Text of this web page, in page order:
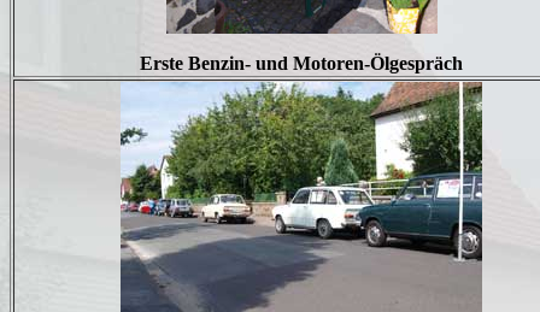
Erste Benzin- und Motoren-Ölgespräch